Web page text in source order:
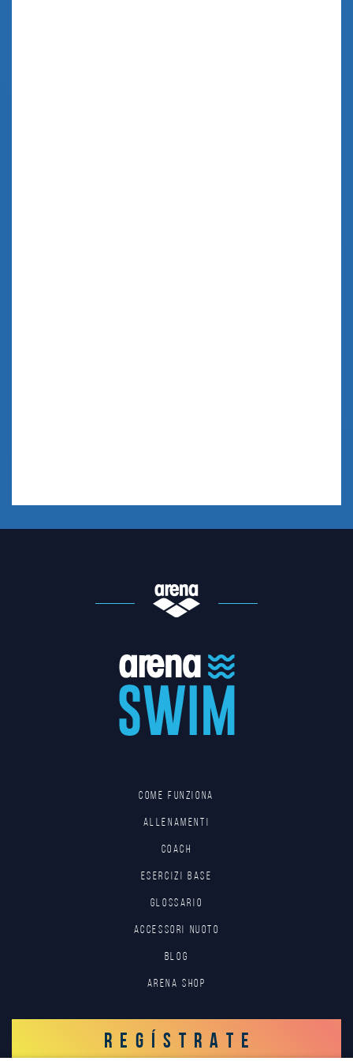
Come funziona
Allenamenti
Coach
Esercizi base
Glossario
Accessori nuoto
Blog
Arena Shop
REGÍSTRATE